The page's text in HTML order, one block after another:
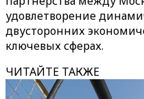
удовлетворение
двусторонних
ключевых сферах.
ЧИТАЙТЕ ТАКЖЕ